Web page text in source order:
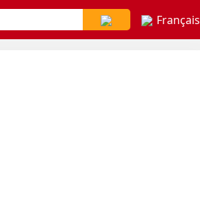
Français